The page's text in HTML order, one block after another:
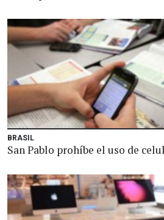
BRASIL
San Pablo prohíbe el uso de